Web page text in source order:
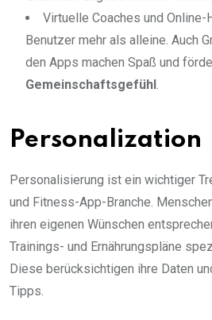
Virtuelle Coaches und
Benutzer mehr als alleine. Auch
den Apps machen Spaß und
Gemeinschaftsgefühl .
Personalization
Personalisierung ist ein wichtiger
und Fitness-App-Branche.
ihren eigenen Wünschen
Trainings- und Ernährungspläne
Diese berücksichtigen ihre Daten
Tipps.